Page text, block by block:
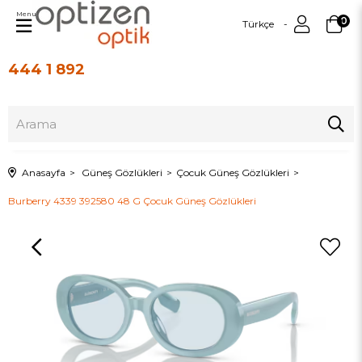
444 1 892
Türkçe 0
Menu
Anasayfa Güneş Gözlükleri Çocuk Güneş Gözlükleri
Burberry 4339 392580 48 G Çocuk Güneş Gözlükleri